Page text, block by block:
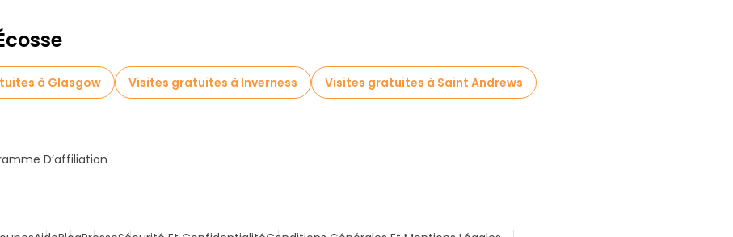
à Glasgow Visites gratuites à Inverness Visites gratuites à Saint Andrews
D’affiliation